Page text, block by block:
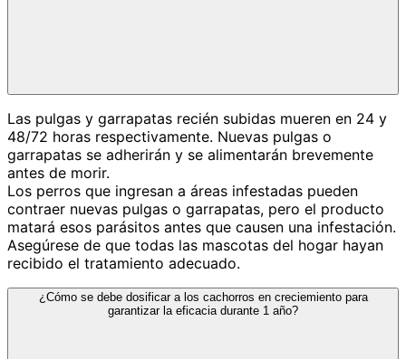
Las pulgas y garrapatas recién subidas mueren en 24 y
48/72 horas respectivamente. Nuevas pulgas o
garrapatas se adherirán y se alimentarán brevemente
antes de morir.
Los perros que ingresan a áreas infestadas pueden
contraer nuevas pulgas o garrapatas, pero el producto
matará esos parásitos antes que causen una infestación.
Asegúrese de que todas las mascotas del hogar hayan
recibido el tratamiento adecuado.
¿Cómo se debe dosificar a los cachorros en creciemiento para
garantizar la eficacia durante 1 año?